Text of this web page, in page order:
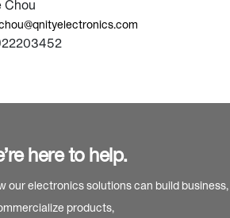
Chou
here to help.
our electronics solutions can build business,
products,